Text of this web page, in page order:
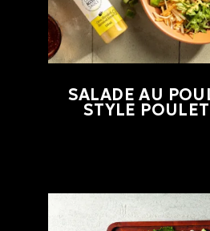
SALADE AU
STYLE